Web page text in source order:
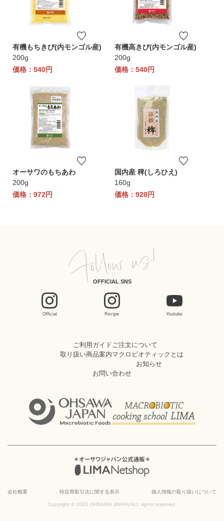
有機もちきび(内モンゴル産)
200g
価格：540円
有機高きび(内モンゴル産)
200g
価格：540円
オーサワのもちあわ
200g
価格：972円
国内産 稗(しろひえ)
160g
価格：928円
OFFICIAL SNS
Official Recipe Youtube
ご利用ガイドご注文について
取り扱い商品案内マクロビオティックとは
お知らせ
お問い合わせ
会社概要 特定商取引法に関する表示 個人情報の取り扱いについて
Copyright © 2023 OHSAWA JAPAN ALL rights reserved.